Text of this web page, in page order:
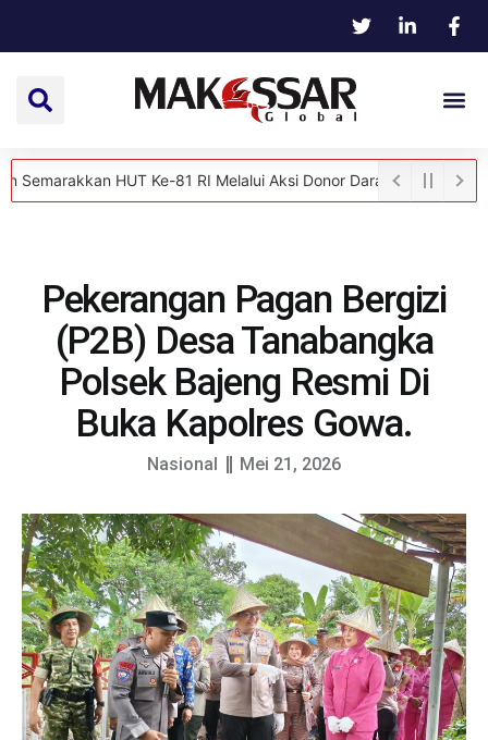
HUT Ke-81 RI Melalui Aksi Donor Darah Ketua DPRD Gowa
Pekerangan Pagan Bergizi
(P2B) Desa Tanabangka
Polsek Bajeng Resmi Di
Buka Kapolres Gowa.
Nasional Mei 21, 2026